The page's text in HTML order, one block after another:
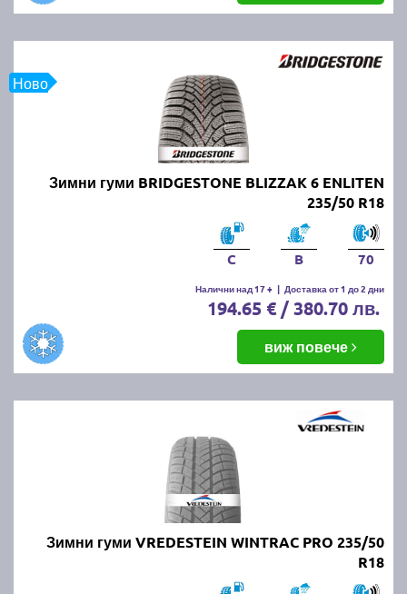
Ново
Зимни гуми BRIDGESTONE BLIZZAK 6 ENLITEN
235/50 R18
C B 70
Налични над 17 + | Доставка от 1 до 2 дни
194.65 € / 380.70 лв.
виж повече
Зимни гуми VREDESTEIN WINTRAC PRO 235/50
R18